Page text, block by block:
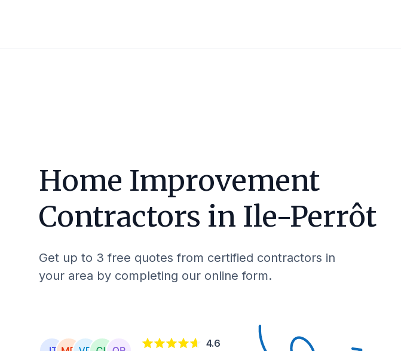
Home Improvement
Contractors in Ile-Perrôt
Get up to 3 free quotes from certified contractors in
your area by completing our online form.
4.6